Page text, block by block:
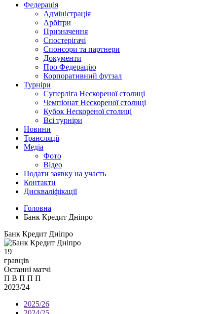
Федерація
Адміністрація
Арбітри
Призначення
Спостерігачі
Спонсори та партнери
Документи
Про Федерацію
Корпоративний футзал
Турніри
Суперліга Нескореної столиці
Чемпіонат Нескореної столиці
Кубок Нескореної столиці
Всі турніри
Новини
Трансляції
Медіа
Фото
Відео
Подати заявку на участь
Контакти
Дискваліфікації
Головна
Банк Кредит Дніпро
Банк Кредит Дніпро
19
гравців
Останні матчі
П В П П П
2023/24
2025/26